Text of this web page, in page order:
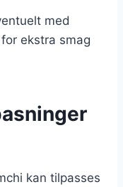
med
ekstra smag
kan tilpasses